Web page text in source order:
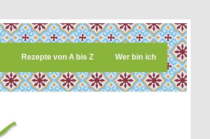
Rezepte von A bis Z Wer bin ich